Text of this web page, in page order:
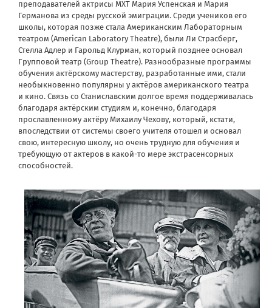
преподавателей актрисы МХТ Мария Успенская и Мария
Германова из среды русской эмиграции. Среди учеников его
школы, которая позже стала Американским Лабораторным
театром (American Laboratory Theatre), были Ли Страсберг,
Стелла Адлер и Гарольд Клурман, который позднее основал
Групповой театр (Group Theatre). Разнообразные программы
обучения актёрскому мастерству, разработанные ими, стали
необыкновенно популярны у актёров американского театра
и кино. Связь со Станиславским долгое время поддерживалась
благодаря актёрским студиям и, конечно, благодаря
прославленному актёру Михаилу Чехову, который, кстати,
впоследствии от системы своего учителя отошел и основал
свою, интересную школу, но очень трудную для обучения и
требующую от актеров в какой-то мере экстрасенсорных
способностей.